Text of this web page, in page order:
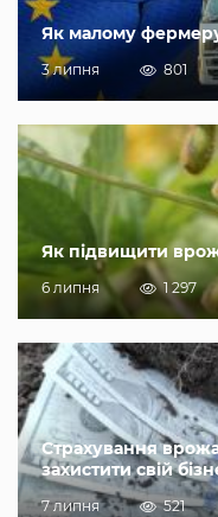
Як малому
3 липня 801
Як підвищити
6 липня 1 297
Страхування
захистити свій
7 липня 521